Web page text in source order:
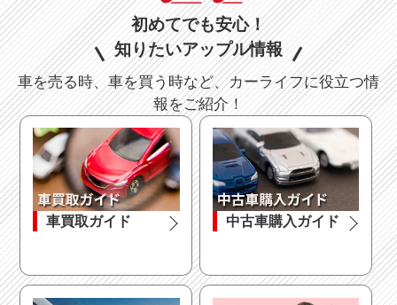
こだわりの条件
修復歴
ボディタイプ
ミッション
ハンドル
該当車 168 台
この条件で検索する
設定をクリア
初めてでも安心！
知りたいアップル情報
車を売る時、車を買う時など、カーライフに役立つ情
報をご紹介！
車買取ガイド 中古車購入ガイド